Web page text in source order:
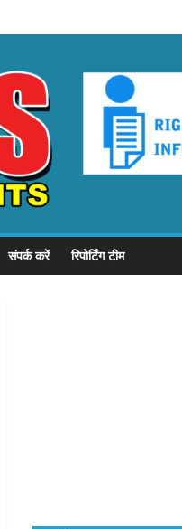
संपर्क करें रिपोर्टिंग टीम